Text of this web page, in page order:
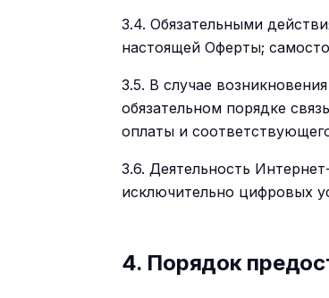
3.4. Обязательными
настоящей Оферты;
3.5. В случае
обязательном порядке
оплаты и
3.6. Деятельность
исключительно цифровых
4. Порядок